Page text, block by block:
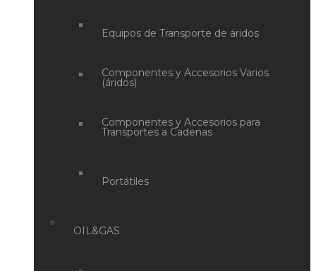
Equipos de Transporte de áridos
Componentes y Accesorios Varios
(áridos)
Componentes y Accesorios para
Transportes a Cadenas
Portátiles
OIL&GAS